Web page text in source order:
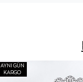
AYNI GÜN
KARGO